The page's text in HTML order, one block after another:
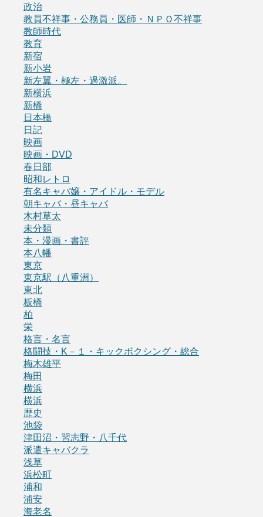
政治
教員不祥事・公務員・医師・ＮＰＯ不祥事
教師時代
教育
新宿
新小岩
新左翼・極左・過激派。
新横浜
新橋
日本橋
日記
映画
映画・DVD
春日部
昭和レトロ
有名キャバ嬢・アイドル・モデル
朝キャバ・昼キャバ
木村草太
未分類
本・漫画・書評
本八幡
東京
東京駅（八重洲）
東北
板橋
柏
栄
格言・名言
格闘技・K－１・キックボクシング・総合
梅木雄平
梅田
横浜
横浜
歴史
池袋
津田沼・習志野・八千代
派遣キャバクラ
浅草
浜松町
浦和
浦安
海老名